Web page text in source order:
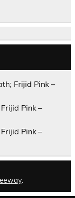
Frijid Pink –
Pink –
Pink –
.